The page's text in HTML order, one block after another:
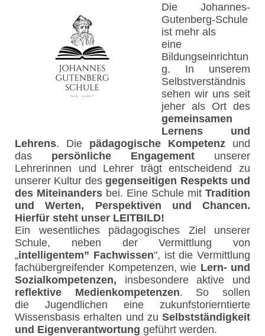
Die Johannes-
Gutenberg-Schule
ist mehr als
eine
Bildungseinrichtun
g. In unserem
Selbstverständnis
sehen wir uns seit
jeher als Ort des
gemeinsamen
Lernens und
Lehrens. Die pädagogische Kompetenz und
das persönliche Engagement unserer
Lehrerinnen und Lehrer trägt entscheidend zu
unserer Kultur desgegenseitigen Respekts und
des Miteinanders bei. Eine Schule mit Tradition
und Werten, Perspektiven und Chancen.
Hierfür steht unser LEITBILD!
Ein wesentliches pädagogisches Ziel unserer
Schule, neben der Vermittlung von
„intelligentem” Fachwissen", ist die Vermittlung
fachübergreifender Kompetenzen, wie Lern- und
Sozialkompetenzen, insbesondere aktive und
reflektive Medienkompetenzen. So sollen
die Jugendlichen eine zukunfstorierntierte
Wissensbasis erhalten und zu Selbstständigkeit
und Eigenverantwortung geführt werden.